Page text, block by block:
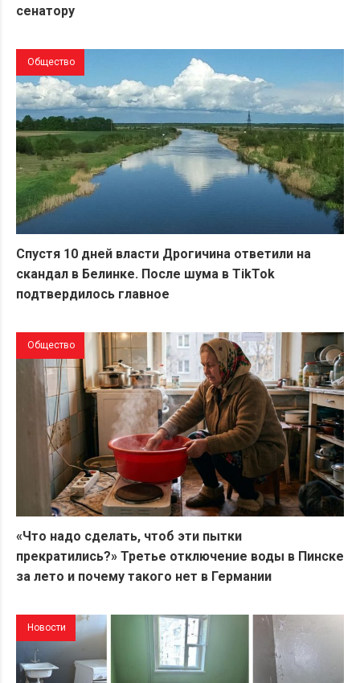
сенатору
Общество
Спустя 10 дней власти Дрогичина ответили на
скандал в Белинке. После шума в TikTok
подтвердилось главное
Общество
«Что надо сделать, чтоб эти пытки
прекратились?» Третье отключение воды в Пинске
за лето и почему такого нет в Германии
Новости